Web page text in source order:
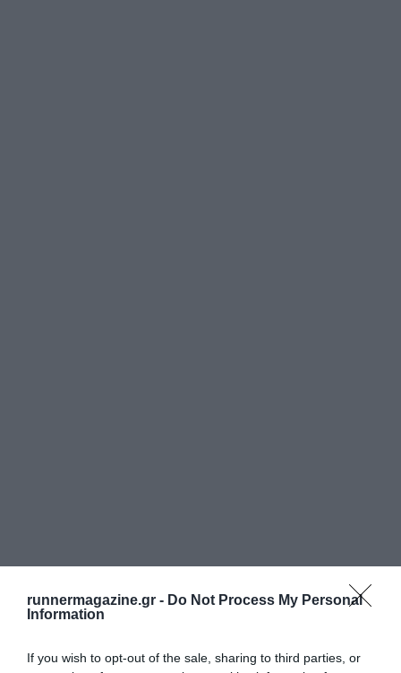
runnermagazine.gr - Do Not Process My Personal
Information
If you wish to opt-out of the sale, sharing to third parties, or